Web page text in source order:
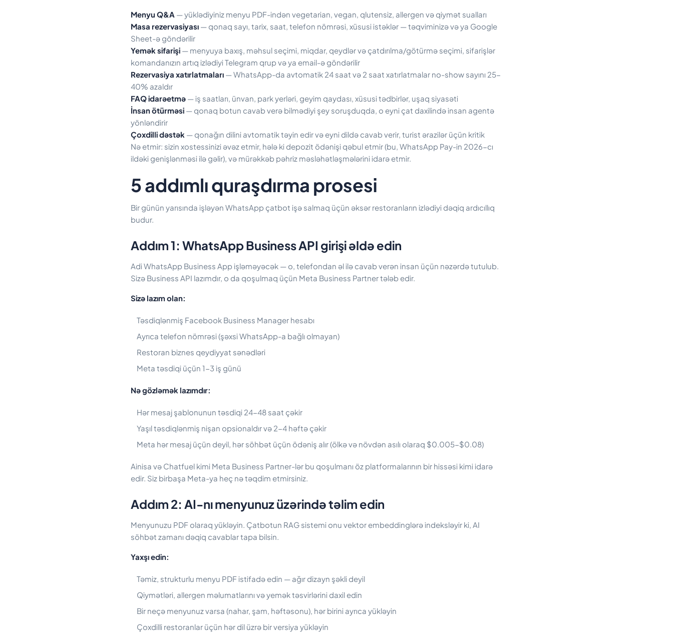
Menyu Q&A — yüklədiyiniz menyu PDF-indən vegetarian, vegan, qlutensiz, allergen və qiymət sualları
Masa rezervasiyası— qonaq sayı, tarix, saat, telefon nömrəsi, xüsusi istəklər — təqviminizə və ya Google
Sheet-ə göndərilir
Yemək sifarişi— menyuya baxış, məhsul seçimi, miqdar, qeydlər və çatdırılma/götürmə seçimi, sifarişlər
komandanızın artıq izlədiyi Telegram qrup və ya email-ə göndərilir
Rezervasiya xatırlatmaları— WhatsApp-da avtomatik 24 saat və 2 saat xatırlatmalar no-show sayını 25-
40% azaldır
FAQ idarəetmə— iş saatları, ünvan, park yerləri, geyim qaydası, xüsusi tədbirlər, uşaq siyasəti
İnsan ötürməsi— qonaq botun cavab verə bilmədiyi şey soruşduqda, o eyni çat daxilində insan agentə
yönləndirir
Çoxdilli dəstək — qonağın dilini avtomatik təyin edir və eyni dildə cavab verir, turist ərazilər üçün kritik
Nə etmir: sizin xostessinizi əvəz etmir, hələ ki depozit ödənişi qəbul etmir (bu, WhatsApp Pay-in 2026-cı
ildəki genişlənməsi ilə gəlir), və mürəkkəb pəhriz məsləhətləşmələrini idarə etmir.
5 addımlı quraşdırma prosesi
Bir günün yarısında işləyən WhatsApp çatbot işə salmaq üçün əksər restoranların izlədiyi dəqiq ardıcıllıq
budur.
Addım 1: WhatsApp Business API girişi əldə edin
Adi WhatsApp Business App işləməyəcək — o, telefondan əl ilə cavab verən insan üçün nəzərdə tutulub.
Sizə Business API lazımdır, o da qoşulmaq üçün Meta Business Partner tələb edir.
Sizə lazım olan:
Təsdiqlənmiş Facebook Business Manager hesabı
Ayrıca telefon nömrəsi (şəxsi WhatsApp-a bağlı olmayan)
Restoran biznes qeydiyyat sənədləri
Meta təsdiqi üçün 1-3 iş günü
Nə gözləmək lazımdır:
Hər mesaj şablonunun təsdiqi 24-48 saat çəkir
Yaşıl təsdiqlənmiş nişan opsionaldır və 2-4 həftə çəkir
Meta hər mesaj üçün deyil, hər söhbət üçün ödəniş alır (ölkə və növdən asılı olaraq $0.005-$0.08)
Ainisa və Chatfuel kimi Meta Business Partner-lər bu qoşulmanı öz platformalarının bir hissəsi kimi idarə
edir. Siz birbaşa Meta-ya heç nə təqdim etmirsiniz.
Addım 2: AI-nı menyunuz üzərində təlim edin
Menyunuzu PDF olaraq yükləyin. Çatbotun RAG sistemi onu vektor embeddinglərə indeksləyir ki, AI
söhbət zamanı dəqiq cavablar tapa bilsin.
Yaxşı edin:
Təmiz, strukturlu menyu PDF istifadə edin — ağır dizayn şəkli deyil
Qiymətləri, allergen məlumatlarını və yemək təsvirlərini daxil edin
Bir neçə menyunuz varsa (nahar, şam, həftəsonu), hər birini ayrıca yükləyin
Çoxdilli restoranlar üçün hər dil üzrə bir versiya yükləyin